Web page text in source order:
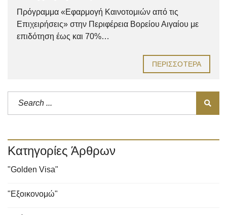
Πρόγραμμα «Εφαρμογή Καινοτομιών από τις
Επιχειρήσεις» στην Περιφέρεια Βορείου Αιγαίου με
επιδότηση έως και 70%…
ΠΕΡΙΣΣΌΤΕΡΑ
Κατηγορίες Άρθρων
"Golden Visa"
"Εξοικονομώ"